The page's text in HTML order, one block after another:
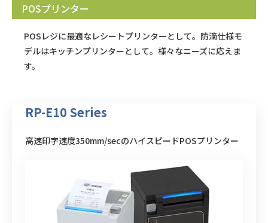
POSプリンター
POSレジに最適なレシートプリンターとして。防滴仕様モ
デルはキッチンプリンターとして。様々なニーズに応えま
す。
RP-E10 Series
高速印字速度350mm/secのハイスピードPOSプリンター